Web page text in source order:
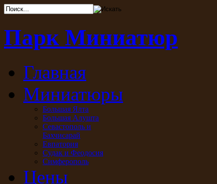
Парк Миниатюр
Главная
Миниатюры
Большая Ялта
Большая Алушта
Севастополь и
Бахчисарай
Евпатория
Судак и Феодосия
Симферополь
Цены